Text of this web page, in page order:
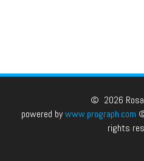
© 2026
powered bywww.prograph.com
rights